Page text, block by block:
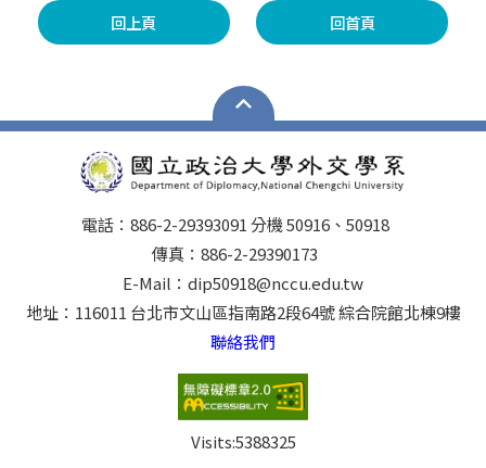
回上頁 回首頁
電話：886-2-29393091 分機 50916、50918
傳真：886-2-29390173
E-Mail：dip50918@nccu.edu.tw
地址：116011 台北市文山區指南路2段64號 綜合院館北棟9樓
聯絡我們
Visits:5388325